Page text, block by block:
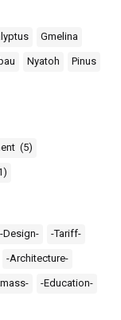
Gmelina
Nyatoh Pinus
(5)
-Design- -Tariff-
-Architecture-
-Education-